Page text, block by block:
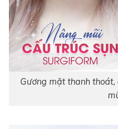
Gương mặt thanh thoát,